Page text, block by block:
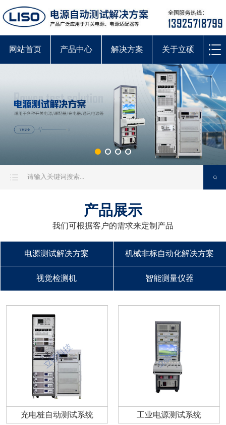
网站首页 产品中心 解决方案 关于立硕
产品展示
我们可根据客户的需求来定制产品
电源测试解决方案 机械非标自动化解决方案
视觉检测机 智能测量仪器
充电桩自动测试系统 工业电源测试系统